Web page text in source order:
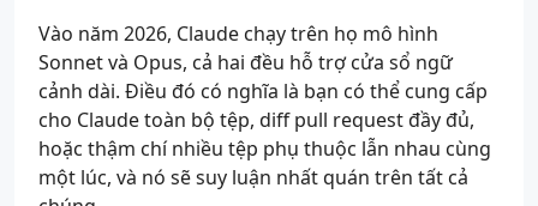
Vào năm 2026, Claude chạy trên họ mô hình
Sonnet và Opus, cả hai đều hỗ trợ cửa sổ ngữ
cảnh dài. Điều đó có nghĩa là bạn có thể cung cấp
cho Claude toàn bộ tệp, diff pull request đầy đủ,
hoặc thậm chí nhiều tệp phụ thuộc lẫn nhau cùng
một lúc, và nó sẽ suy luận nhất quán trên tất cả